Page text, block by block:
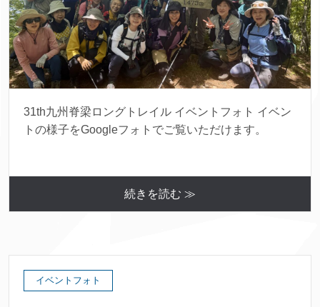
31th九州脊梁ロングトレイル イベントフォト イベン
トの様子をGoogleフォトでご覧いただけます。
続きを読む ≫
イベントフォト